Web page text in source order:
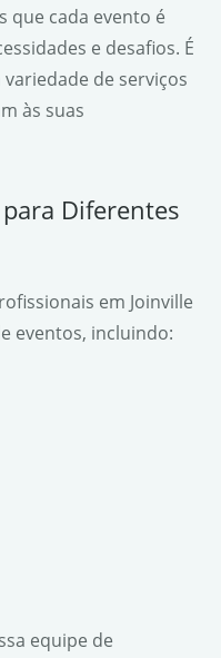
que cada evento é
e desafios. É
de serviços
às suas
Diferentes
em Joinville
eventos, incluindo:
equipe de